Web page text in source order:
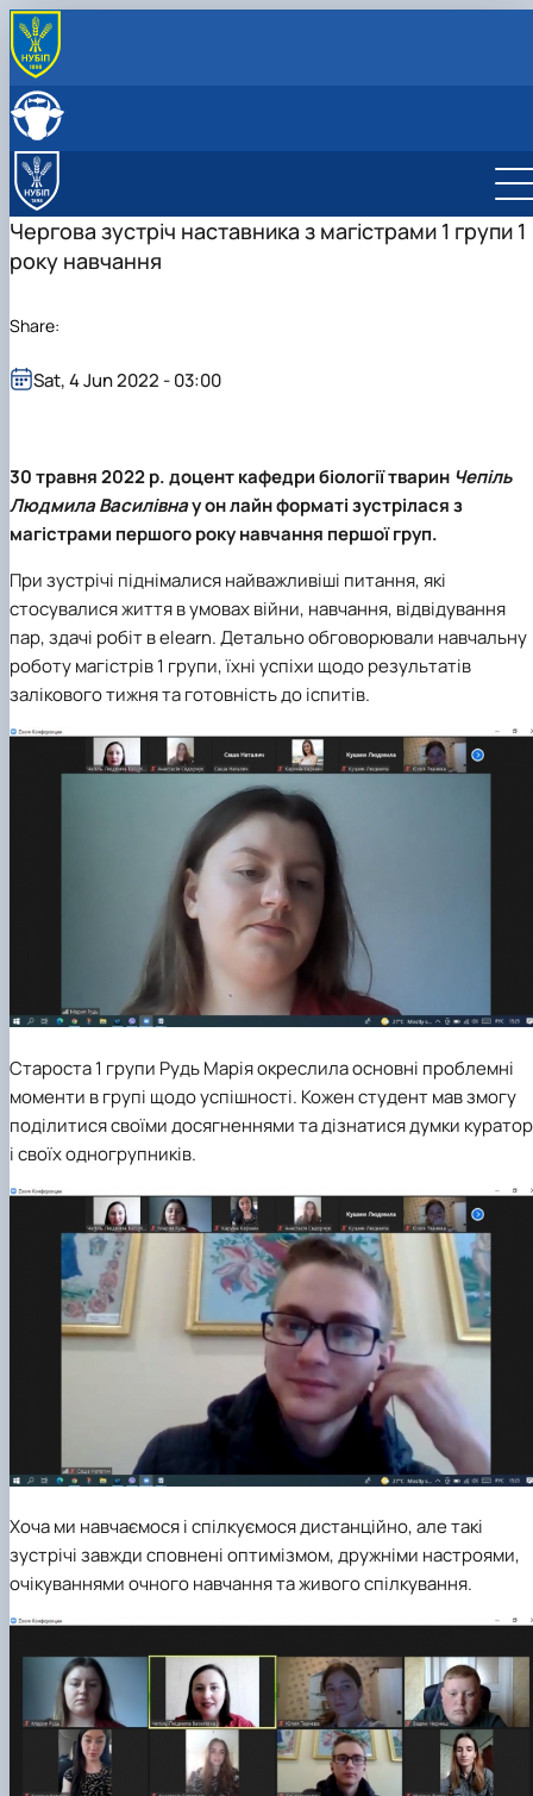
Чергова зустріч наставника з магістрами 1 групи 1
року навчання
30 травня 2022 р. доценткафедри біології тварин Чепіль
Людмила Василівнау он лайн форматі зустрілася з
магістрами першого року навчання першої груп.
При зустрічі піднімалися найважливіші питання, які
стосувалися життя в умовах війни, навчання, відвідування
пар, здачі робіт в elearn. Детально обговорювали навчальну
роботу магістрів 1 групи, їхні успіхи щодо результатів
залікового тижня та готовність до іспитів.
Староста 1 групи Рудь Марія окреслила основні проблемні
моменти в групі щодо успішності. Кожен студент мав змогу
поділитися своїми досягненнями та дізнатися думки
і своїх одногрупників.
Хоча ми навчаємося і спілкуємося дистанційно, але такі
зустрічі завжди сповнені оптимізмом, дружніми настроями,
очікуваннями очного навчання та живого спілкування.
Sat, 4 Jun 2022 - 03:00
Share: